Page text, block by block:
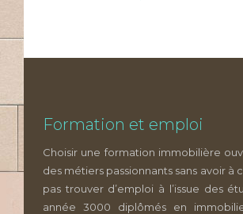
Formation et emploi
Choisir une formation immobilière
des métiers passionnants sans avoir à
pas trouver d’emploi à l’issue des
année 3000 diplômés en